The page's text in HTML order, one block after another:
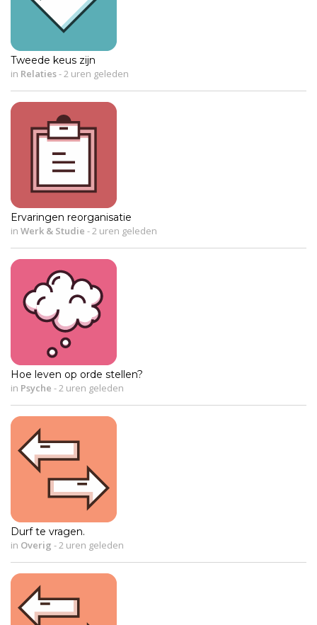
Tweede keus zijn
in Relaties- 2 uren geleden
Ervaringen reorganisatie
in Werk & Studie - 2 uren geleden
Hoe leven op orde stellen?
in Psyche - 2 uren geleden
Durf te vragen.
in Overig - 2 uren geleden